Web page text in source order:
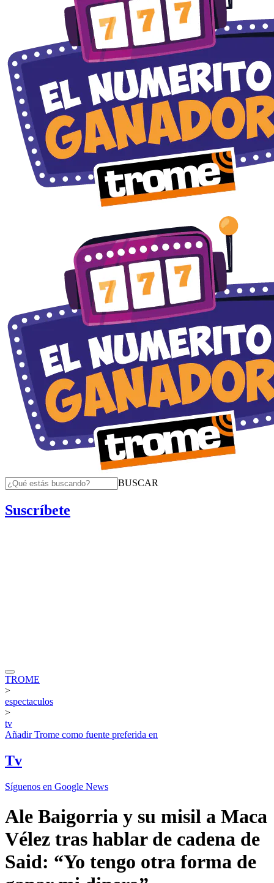
BUSCAR
Suscríbete
TROME
>
espectaculos
>
tv
AñadirTrome como fuente preferida en
Tv
Síguenos en Google News
Ale Baigorria y su misil a Maca
Vélez tras hablar de cadena de
Said: “Yo tengo otra forma de